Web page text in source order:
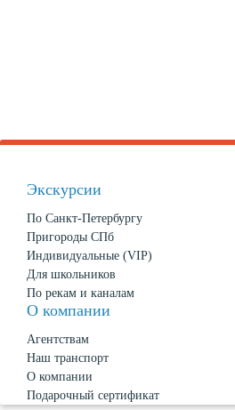
Экскурсии
По Санкт-Петербургу
Пригороды СПб
Индивидуальные (VIP)
Для школьников
По рекам и каналам
О компании
Агентствам
Наш транспорт
О компании
Подарочный сертификат